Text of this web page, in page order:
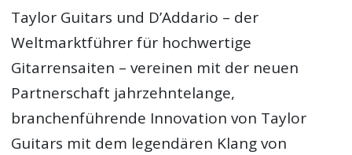
Taylor Guitars und D’Addario – der
Weltmarktführer für hochwertige
Gitarrensaiten – vereinen mit der neuen
Partnerschaft jahrzehntelange,
branchenführende Innovation von Taylor
Guitars mit dem legendären Klang von